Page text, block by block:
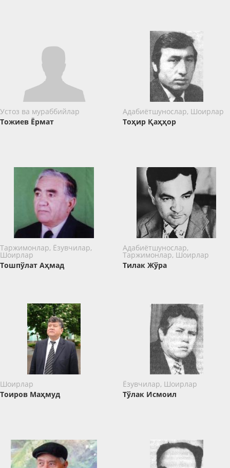
Устоз ва мураббийлар
Тожиев Ёрмат
Адабиётшунослар, Шоирлар
Тоҳир Қаҳҳор
Таржимонлар, Ёзувчилар,
Шоирлар
Тошпўлат Аҳмад
Адабиётшунослар,
Таржимонлар, Шоирлар
Тилак Жўра
Шоирлар
Тоиров Маҳмуд
Ёзувчилар, Шоирлар
Тўлак Исмоил